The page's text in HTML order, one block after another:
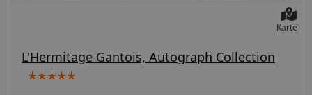
Karte
L'Hermitage Gantois, Autograph Collection